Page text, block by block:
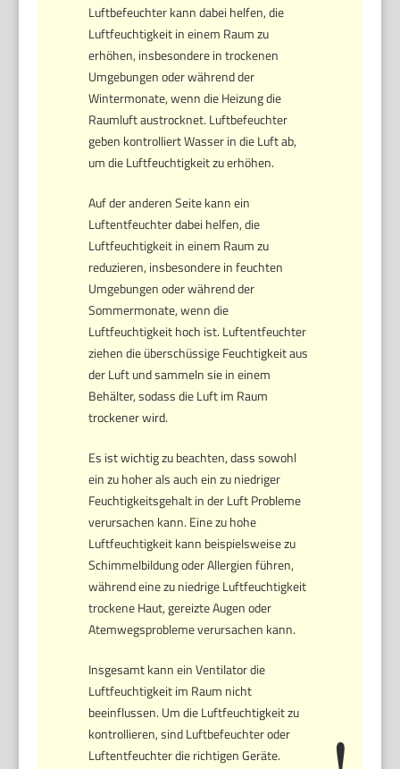
Luftbefeuchter kann dabei helfen, die
Luftfeuchtigkeit in einem Raum zu
erhöhen, insbesondere in trockenen
Umgebungen oder während der
Wintermonate, wenn die Heizung die
Raumluft austrocknet. Luftbefeuchter
geben kontrolliert Wasser in die Luft ab,
um die Luftfeuchtigkeit zu erhöhen.
Auf der anderen Seite kann ein
Luftentfeuchter dabei helfen, die
Luftfeuchtigkeit in einem Raum zu
reduzieren, insbesondere in feuchten
Umgebungen oder während der
Sommermonate, wenn die
Luftfeuchtigkeit hoch ist. Luftentfeuchter
ziehen die überschüssige Feuchtigkeit aus
der Luft und sammeln sie in einem
Behälter, sodass die Luft im Raum
trockener wird.
Es ist wichtig zu beachten, dass sowohl
ein zu hoher als auch ein zu niedriger
Feuchtigkeitsgehalt in der Luft Probleme
verursachen kann. Eine zu hohe
Luftfeuchtigkeit kann beispielsweise zu
Schimmelbildung oder Allergien führen,
während eine zu niedrige Luftfeuchtigkeit
trockene Haut, gereizte Augen oder
Atemwegsprobleme verursachen kann.
Insgesamt kann ein Ventilator die
Luftfeuchtigkeit im Raum nicht
beeinflussen. Um die Luftfeuchtigkeit zu
kontrollieren, sind Luftbefeuchter oder
Luftentfeuchter die richtigen Geräte.